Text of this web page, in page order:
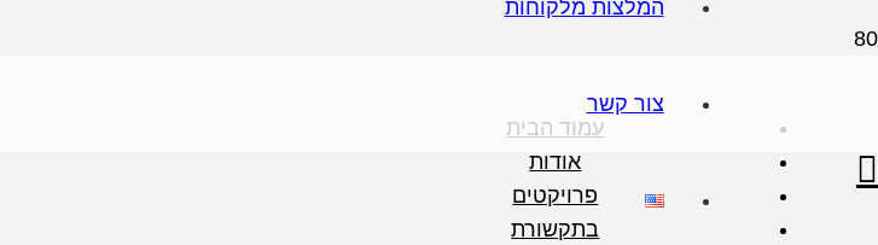
המלצות מלקוחות
צור קשר
עמוד הבית
אודות
פרויקטים
בתקשורת